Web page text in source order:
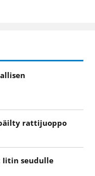
rattijuoppo
Iitin seudulle